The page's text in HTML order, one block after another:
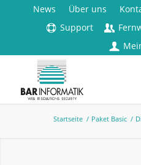
News Über uns
Support
Startseite / Paket Basic /